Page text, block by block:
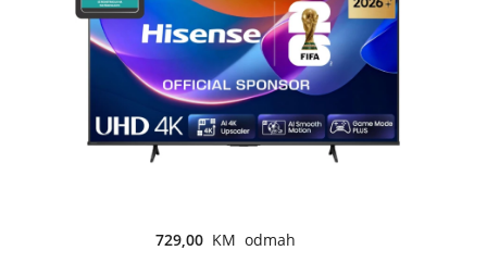
729,00 KM odmah